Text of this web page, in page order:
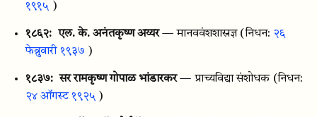
१९१५ )
१८६२: एल. के. अनंतकृष्ण अय्यर — मानववंशशास्रज्ञ (निधन: २६
फेब्रुवारी १९३७ )
१८३७: सर रामकृष्ण गोपाळ भांडारकर — प्राच्यविद्या संशोधक (निधन:
२४ ऑगस्ट १९२५ )